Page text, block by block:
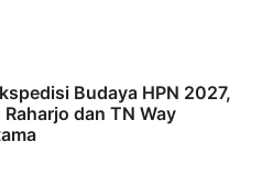
Budaya HPN 2027,
dan TN Way